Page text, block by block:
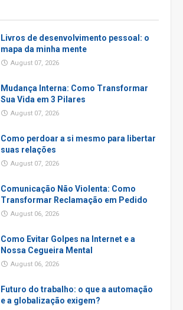
Livros de desenvolvimento pessoal: o
mapa da minha mente
August 07, 2026
Mudança Interna: Como Transformar
Sua Vida em 3 Pilares
August 07, 2026
Como perdoar a si mesmo para libertar
suas relações
August 07, 2026
Comunicação Não Violenta: Como
Transformar Reclamação em Pedido
August 06, 2026
Como Evitar Golpes na Internet e a
Nossa Cegueira Mental
August 06, 2026
Futuro do trabalho: o que a automação
e a globalização exigem?